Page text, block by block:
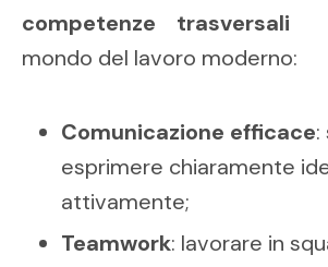
competenze trasversali
mondo del lavoro moderno:
Comunicazione efficace:
esprimere chiaramente
attivamente;
Teamwork: lavorare in